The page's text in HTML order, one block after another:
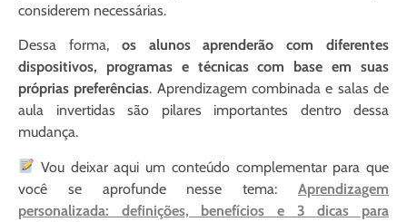
considerem necessárias.
Dessa forma, os alunos aprenderão com diferentes
dispositivos, programas e técnicas com base em suas
próprias preferências. Aprendizagem combinada e salas de
aula invertidas são pilares importantes dentro dessa
mudança.
Vou deixar aqui um conteúdo complementar para que
você se aprofunde nesse tema: Aprendizagem
personalizada: definições, benefícios e 3 dicas para